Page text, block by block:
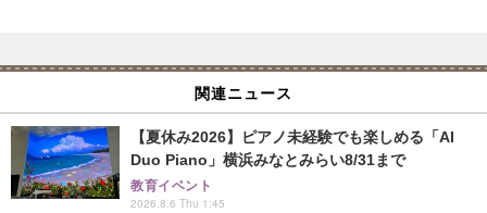
関連ニュース
【夏休み2026】ピアノ未経験でも楽しめる「AI
Duo Piano」横浜みなとみらい8/31まで
教育イベント
2026.8.6 Thu 1:45